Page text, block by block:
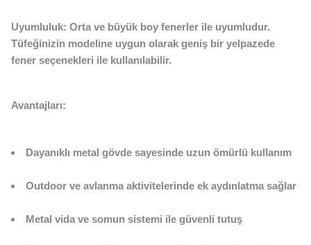
Uyumluluk: Orta ve büyük boy fenerler ile uyumludur.
Tüfeğinizin modeline uygun olarak geniş bir yelpazede
fener seçenekleri ile kullanılabilir.
Avantajları:
Dayanıklı metal gövde sayesinde uzun ömürlü kullanım
Outdoor ve avlanma aktivitelerinde ek aydınlatma sağlar
Metal vida ve somun sistemi ile güvenli tutuş